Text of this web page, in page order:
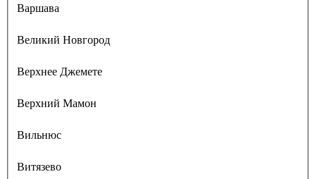
Варшава
Великий Новгород
Верхнее Джемете
Верхний Мамон
Вильнюс
Витязево